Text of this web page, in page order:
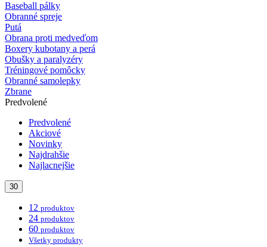
Baseball pálky
Obranné spreje
Putá
Obrana proti medveďom
Boxery kubotany a perá
Obušky a paralyzéry
Tréningové pomôcky
Obranné samolepky
Zbrane
Predvolené
Predvolené
Akciové
Novinky
Najdrahšie
Najlacnejšie
30
12 produktov
24 produktov
60 produktov
Všetky produkty